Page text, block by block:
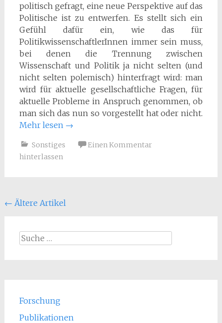
politisch gefragt, eine neue Perspektive auf das
Politische ist zu entwerfen. Es stellt sich ein
Gefühl dafür ein, wie das für
PolitikwissenschaftlerInnen immer sein muss,
bei denen die Trennung zwischen
Wissenschaft und Politik ja nicht selten (und
nicht selten polemisch) hinterfragt wird: man
wird für aktuelle gesellschaftliche Fragen, für
aktuelle Probleme in Anspruch genommen, ob
man sich das nun so vorgestellt hat oder nicht.
Mehr lesen →
Sonstiges
Einen Kommentar
hinterlassen
Beitragsnavigation
← Ältere Artikel
Suche
nach:
Forschung
Publikationen